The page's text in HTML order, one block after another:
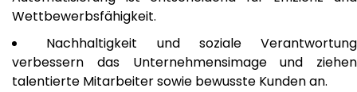
Wettbewerbsfähigkeit.
Nachhaltigkeit und soziale Verantwortung
verbessern das Unternehmensimage und ziehen
talentierte Mitarbeiter sowie bewusste Kunden an.